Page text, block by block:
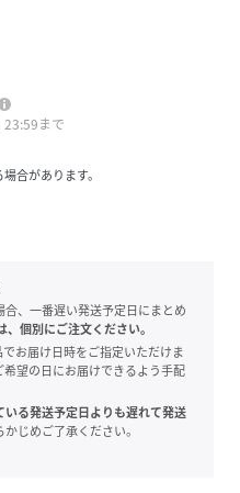
まで
合があります。
、一番遅い発送予定日にまとめ
、個別にご注文ください。
お届け日時をご指定いただけま
望の日にお届けできるよう手配
る発送予定日よりも遅れて発送
じめご了承ください。